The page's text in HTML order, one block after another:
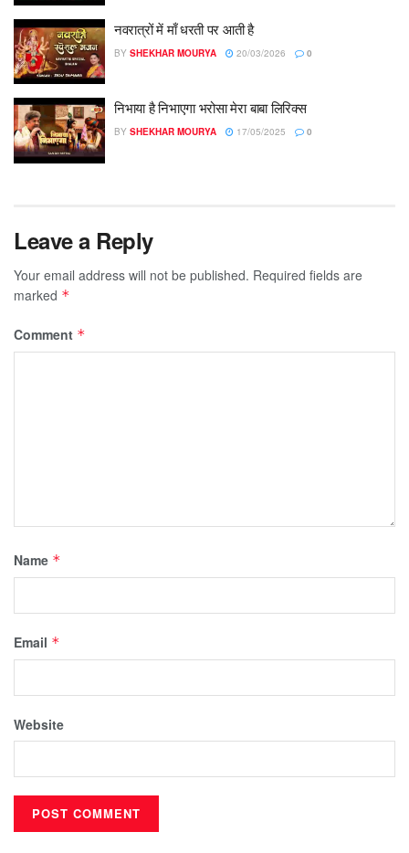
नवरात्रों में माँ धरती पर आती है
BY SHEKHAR MOURYA 20/03/2026 0
निभाया है निभाएगा भरोसा मेरा बाबा लिरिक्स
BY SHEKHAR MOURYA 17/05/2025 0
Leave a Reply
Your email address will not be published. Required fields are
marked *
Comment *
Name *
Email *
Website